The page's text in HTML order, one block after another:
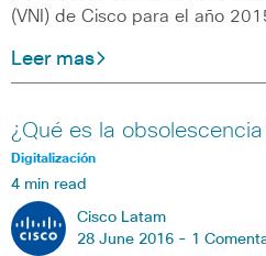
(VNI) de Cisco para el año
Leer mas
¿Qué es la
Digitalización
4 min read
Cisco Latam
28 June 2016 - 1